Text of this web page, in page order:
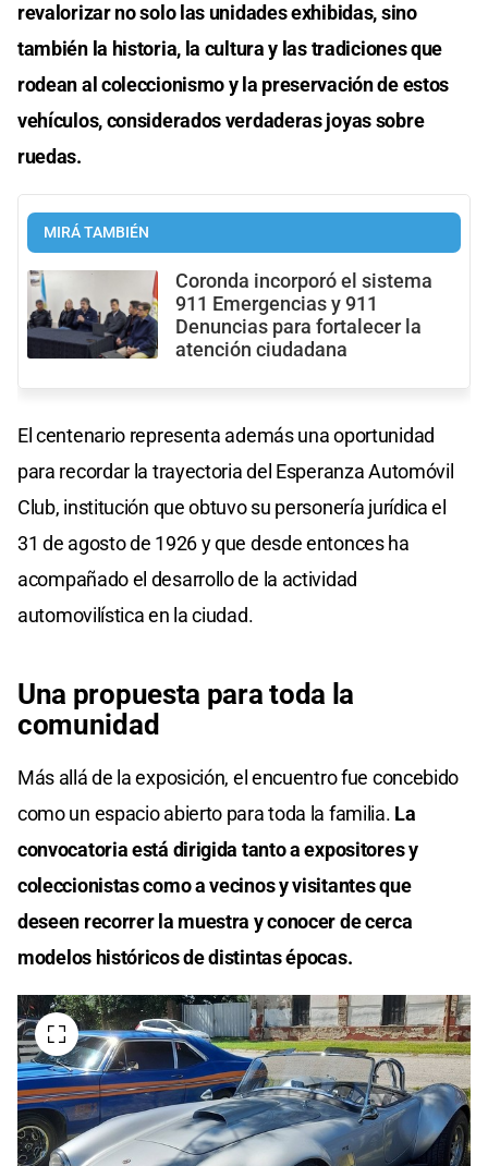
revalorizar no solo las unidades exhibidas, sino
también la historia, la cultura y las tradiciones que
rodean al coleccionismo y la preservación de estos
vehículos, considerados verdaderas joyas sobre
ruedas.
MIRÁ TAMBIÉN
Coronda incorporó el sistema
911 Emergencias y 911
Denuncias para fortalecer la
atención ciudadana
El centenario representa además una oportunidad
para recordar la trayectoria del Esperanza Automóvil
Club, institución que obtuvo su personería jurídica el
31 de agosto de 1926 y que desde entonces ha
acompañado el desarrollo de la actividad
automovilística en la ciudad.
Una propuesta para toda la
comunidad
Más allá de la exposición, el encuentro fue concebido
como un espacio abierto para toda la familia. La
convocatoria está dirigida tanto a expositores y
coleccionistas como a vecinos y visitantes que
deseen recorrer la muestra y conocer de cerca
modelos históricos de distintas épocas.